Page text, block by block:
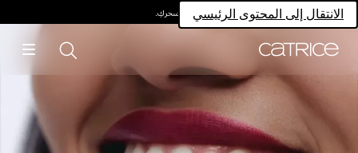
الانتقال إلى المحتوى الرئيسيامتلكي سحركِ.